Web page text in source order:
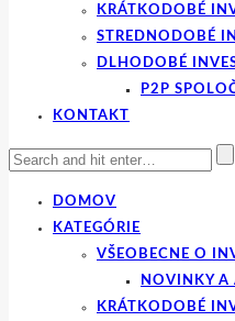
KRÁTKODOBÉ
STREDNODOBÉ
DLHODOBÉ
P2P
KONTAKT
DOMOV
KATEGÓRIE
VŠEOBECNE O
NOVINKY A
KRÁTKODOBÉ